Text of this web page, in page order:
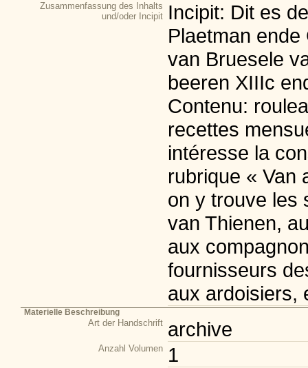
Zusammenfassung des Inhalts
und/oder Incipit Incipit: Dit es
Plaetman
van Bruesele
beeren XIIIc
Contenu:
recettes
intéresse la
rubrique « Van
on y trouve les
van Thienen,
aux
fournisseurs
aux ardoisiers,
Materielle Beschreibung
Art der Handschrift archive
Anzahl Volumen 1